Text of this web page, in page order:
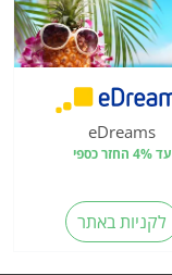
eDreams
עד 4% החזר כספי
לקניות באתר